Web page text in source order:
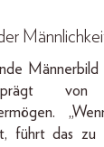
von
führt das zu